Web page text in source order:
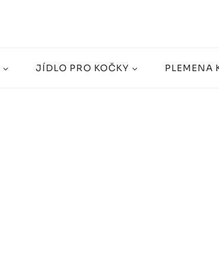
JÍDLO PRO KOČKY PLEMENA